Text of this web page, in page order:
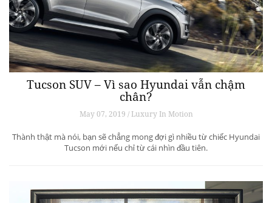
Tucson SUV – Vì sao Hyundai vẫn chậm
chân?
May 07, 2019 / Luxury In Motion
Thành thật mà nói, bạn sẽ chẳng mong đợi gì nhiều từ chiếc Hyundai
Tucson mới nếu chỉ từ cái nhìn đầu tiên.